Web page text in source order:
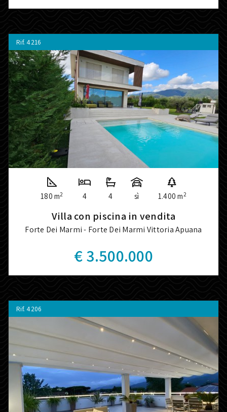
Rif. 4216
180 m2 4 4 sì 1.400 m2
Villa con piscina in vendita
Forte Dei Marmi - Forte Dei Marmi Vittoria Apuana
€ 3.500.000
Rif. 4206